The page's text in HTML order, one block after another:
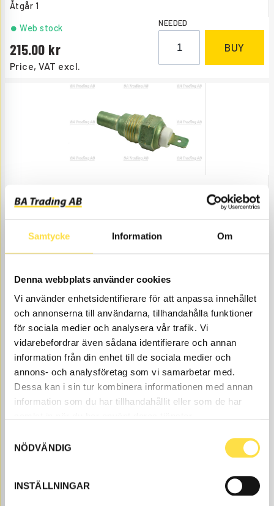
Samtycke Information Om
Denna webbplats använder cookies
Vi använder enhetsidentifierare för att anpassa innehållet
och annonserna till användarna, tillhandahålla funktioner
för sociala medier och analysera vår trafik. Vi
vidarebefordrar även sådana identifierare och annan
information från din enhet till de sociala medier och
annons- och analysföretag som vi samarbetar med.
Dessa kan i sin tur kombinera informationen med annan
information som du har tillhandahållit eller som de har
NÖDVÄNDIG
INSTÄLLNINGAR
Åtgår 1
Price, VAT excl.
215.00
Web stock NEEDED
BUY
GI328 Item no.4780328 Engine/Transmission. Engine.
Price, VAT excl.
NEEDED
Åtgår1
2 256.00 BUY